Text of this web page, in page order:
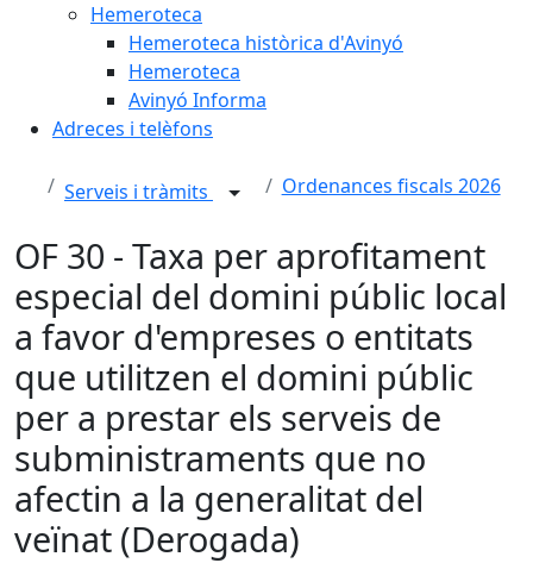
Hemeroteca
Hemeroteca històrica d'Avinyó
Hemeroteca
Avinyó Informa
Adreces i telèfons
Serveis i tràmits Ordenances fiscals 2026
OF 30 - Taxa per aprofitament
especial del domini públic local
a favor d'empreses o entitats
que utilitzen el domini públic
per a prestar els serveis de
subministraments que no
afectin a la generalitat del
veïnat (Derogada)